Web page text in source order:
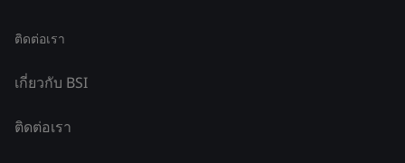
ติดต่อเรา
เกี่ยวกับ BSI
ติดต่อเรา